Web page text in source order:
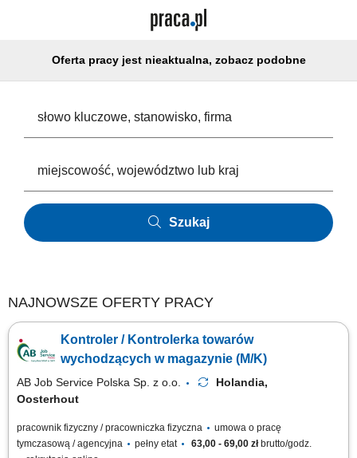
Oferta pracy jest nieaktualna, zobacz podobne
Szukaj
NAJNOWSZE OFERTY PRACY
Kontroler / Kontrolerka towarów
wychodzących w magazynie (M/K)
AB Job Service Polska Sp. z o.o.
Holandia,
Oosterhout
pracownik fizyczny / pracowniczka fizyczna
umowa o pracę
tymczasową / agencyjna
pełny etat 63,00 - 69,00 złbrutto/godz.